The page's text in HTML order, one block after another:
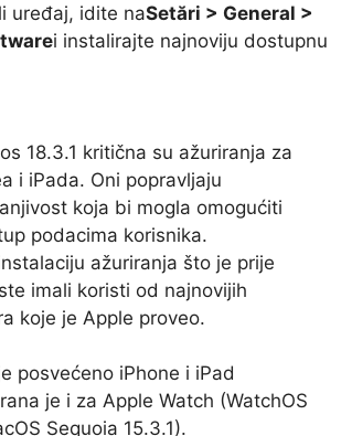
uređaj, idite naSetări > General >
i instalirajte najnoviju dostupnu
18.3.1 kritična su ažuriranja za
i iPada. Oni popravljaju
koja bi mogla omogućiti
podacima korisnika.
ažuriranja što je prije
imali koristi od najnovijih
koje je Apple proveo.
posvećeno iPhone i iPad
je i za Apple Watch (WatchOS
Sequoia 15.3.1).